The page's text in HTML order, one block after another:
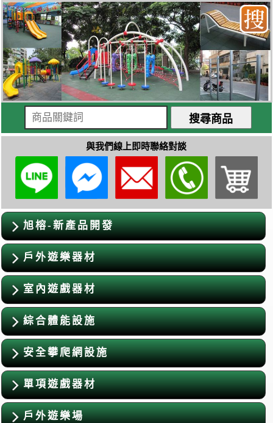
與我們線上即時聯絡對談
旭榕-新產品開發
戶外遊樂器材
室內遊戲器材
綜合體能設施
安全攀爬網設施
單項遊戲器材
戶外遊樂場